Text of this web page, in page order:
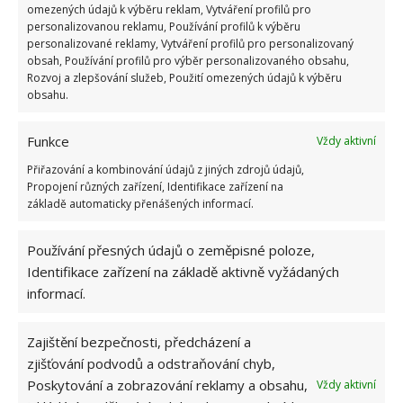
omezených údajů k výběru reklam, Vytváření profilů pro
personalizovanou reklamu, Používání profilů k výběru
personalizované reklamy, Vytváření profilů pro personalizovaný
obsah, Používání profilů pro výběr personalizovaného obsahu,
Rozvoj a zlepšování služeb, Použití omezených údajů k výběru
obsahu.
Funkce
Vždy aktivní
Přiřazování a kombinování údajů z jiných zdrojů údajů,
Propojení různých zařízení, Identifikace zařízení na
základě automaticky přenášených informací.
Používání přesných údajů o zeměpisné poloze,
Identifikace zařízení na základě aktivně vyžádaných
informací.
Zajištění bezpečnosti, předcházení a
zjišťování podvodů a odstraňování chyb,
Poskytování a zobrazování reklamy a obsahu,
Vždy aktivní
Novější spotřebiče jsou energeticky úspornější než
předešlé modely. Z toho důvodu je dobré si
započítat do kalkulace také náklady na vodu a
neefektivního stroje. Po započtení i těchto nákladů
rentabilní. Opravy je dobré zvažovat u dražších
spotřebičů, u levných typu mikrovlnné trouby nebo
částky za nové.
Bezpečnost na prvním místě
Jsou závady, u kterých by se vůbec nemělo uvažovat
o opravách. V případě hoření, kouře nebo poškození
vnitřní elektroinstalace není vhodné spotřebič